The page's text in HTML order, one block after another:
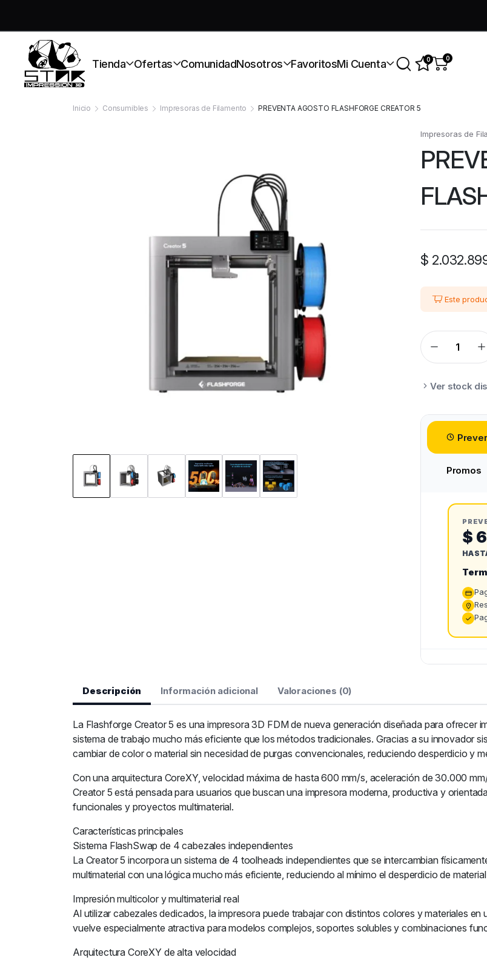
Tienda Ofertas ComunidadNosotros FavoritosMi Cuenta 0 0
Inicio Consumibles Impresoras de Filamento PREVENTA AGOSTO FLASHFORGE CREATOR 5
Impresoras de
$
Este
PREVENTA
AGOSTO
5
quantity
Ver stock
Promos
$
Descripción Información adicional Valoraciones (0)
La Flashforge Creator 5 es una impresora 3D FDM de nueva generación diseñada para ofrecer
sistema de trabajo mucho más eficiente que los métodos tradicionales. Gracias a su innovador
cambiar de color o material sin necesidad de purgas convencionales, reduciendo desperdicio y
Con una arquitectura CoreXY, velocidad máxima de hasta 600 mm/s, aceleración de 30.000
Creator 5 está pensada para usuarios que buscan una impresora moderna, productiva y
funcionales y proyectos multimaterial.
Características principales
Sistema FlashSwap de 4 cabezales independientes
La Creator 5 incorpora un sistema de 4 toolheads independientes que se intercambian
multimaterial con una lógica mucho más eficiente, reduciendo al mínimo el desperdicio de
Impresión multicolor y multimaterial real
Al utilizar cabezales dedicados, la impresora puede trabajar con distintos colores y materiales
vuelve especialmente atractiva para modelos complejos, soportes solubles y combinaciones
Arquitectura CoreXY de alta velocidad